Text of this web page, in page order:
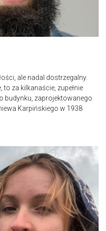
ale nadal dostrzegalny.
to za kilkanaście, zupełnie
budynku, zaprojektowanego
Karpińskiego w 1938